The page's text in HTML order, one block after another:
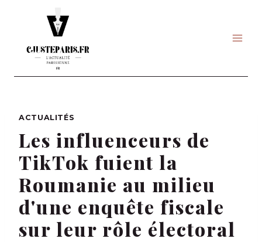
ACTUALITÉS
Les influenceurs de
TikTok fuient la
Roumanie au milieu
d'une enquête fiscale
sur leur rôle électoral